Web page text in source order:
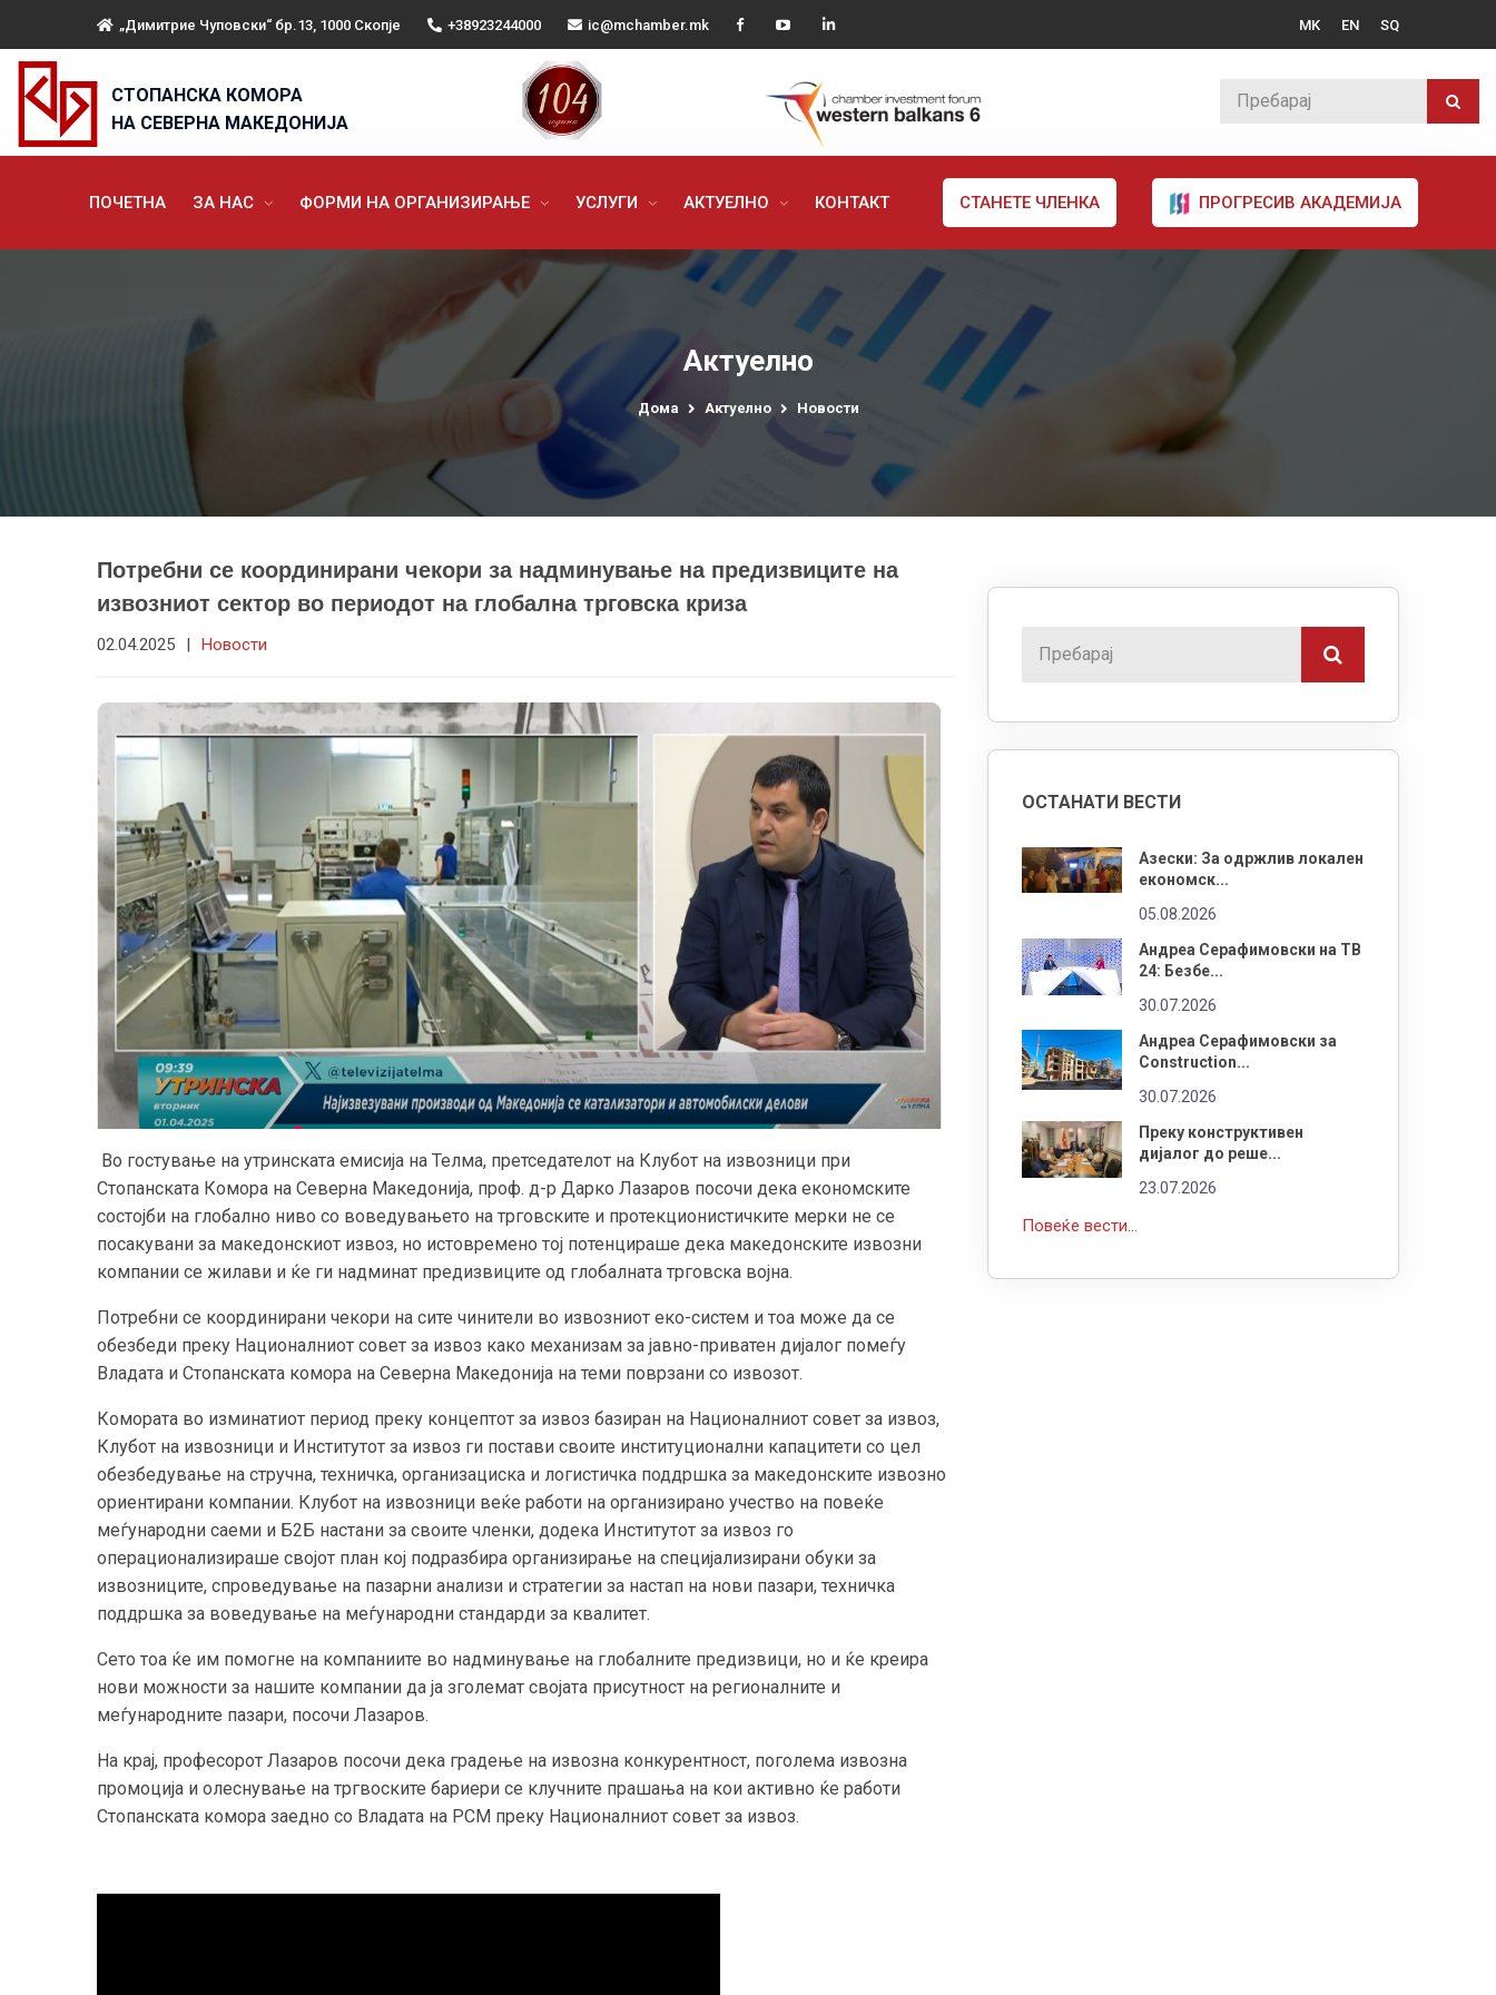
„Димитрие Чуповски“ бр.13, 1000 Скопје +38923244000 ic@mchamber.mk MK EN SQ
СТОПАНСКА КОМОРА
НА СЕВЕРНА МАКЕДОНИЈА
ПОЧЕТНА ЗА НАС ФОРМИ НА ОРГАНИЗИРАЊЕ УСЛУГИ АКТУЕЛНО КОНТАКТ СТАНЕТЕ ЧЛЕНКА ПРОГРЕСИВ АКАДЕМИЈА
Актуелно
Дома Актуелно Новости
Потребни се координирани чекори за надминување на предизвиците на
извозниот сектор во периодот на глобална трговска криза
02.04.2025 | Новости
Во гостување на утринската емисија на Телма, претседателот на Клубот на извозници при
Стопанската Комора на Северна Македонија, проф. д-р Дарко Лазаров посочи дека економските
состојби на глобално ниво со воведувањето на трговските и протекционистичките мерки не се
посакувани за македонскиот извоз, но истовремено тој потенцираше дека македонските извозни
компании се жилави и ќе ги надминат предизвиците од глобалната трговска војна.
Потребни се координирани чекори на сите чинители во извозниот еко-систем и тоа може да се
обезбеди преку Националниот совет за извоз како механизам за јавно-приватен дијалог помеѓу
Владата и Стопанската комора на Северна Македонија на теми поврзани со извозот.
Комората во изминатиот период преку концептот за извоз базиран на Националниот совет за извоз,
Клубот на извозници и Институтот за извоз ги постави своите институционални капацитети со цел
обезбедување на стручна, техничка, организациска и логистичка поддршка за македонските извозно
ориентирани компании. Клубот на извозници веќе работи на организирано учество на повеќе
меѓународни саеми и Б2Б настани за своите членки, додека Институтот за извоз го
операционализираше својот план кој подразбира организирање на специјализирани обуки за
извозниците, спроведување на пазарни анализи и стратегии за настап на нови пазари, техничка
поддршка за воведување на меѓународни стандарди за квалитет.
Сето тоа ќе им помогне на компаниите во надминување на глобалните предизвици, но и ќе креира
нови можности за нашите компании да ја зголемат својата присутност на регионалните и
меѓународните пазари, посочи Лазаров.
На крај, професорот Лазаров посочи дека градење на извозна конкурентност, поголема извозна
промоција и олеснување на тргвоските бариери се клучните прашања на кои активно ќе работи
Стопанската комора заедно со Владата на РСМ преку Националниот совет за извоз.
ОСТАНАТИ ВЕСТИ
Азески: За одржлив локален
економск...
05.08.2026
Андреа Серафимовски на ТВ
24: Безбе...
30.07.2026
Андреа Серафимовски за
Construction...
30.07.2026
Преку конструктивен
дијалог до реше...
23.07.2026
Повеќе вести...